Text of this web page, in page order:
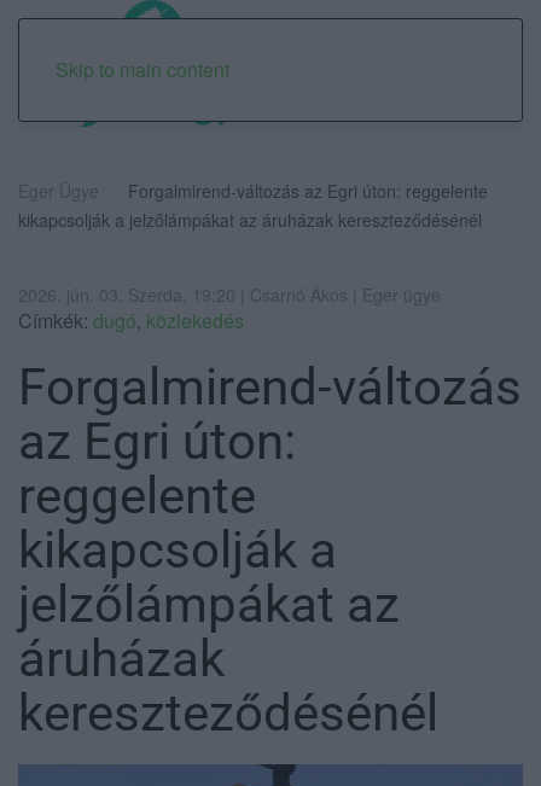
Skip to main content
Eger Ügye
Forgalmirend-változás az Egri úton: reggelente
kikapcsolják a jelzőlámpákat az áruházak kereszteződésénél
2026. jún. 03. Szerda, 19:20 | Csarnó Ákos | Eger ügye
Címkék: dugó, közlekedés
Forgalmirend-változás
az Egri úton:
reggelente
kikapcsolják a
jelzőlámpákat az
áruházak
kereszteződésénél